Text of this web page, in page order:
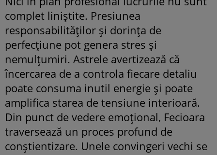
complet liniștite. Presiunea
responsabilităților și dorința de
perfecțiune pot genera stres și
nemulțumiri. Astrele avertizează că
încercarea de a controla fiecare detaliu
poate consuma inutil energie și poate
amplifica starea de tensiune interioară.
Din punct de vedere emoțional, Fecioara
traversează un proces profund de
conștientizare. Unele convingeri vechi se